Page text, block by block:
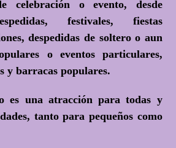
celebración o evento, desde
festivales, fiestas
despedidas de soltero o aun
o eventos particulares,
y barracas populares.
es una atracción para todas y
tanto para pequeños como